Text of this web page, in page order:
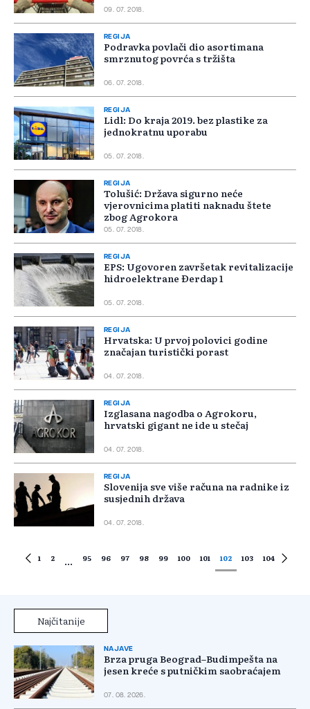
09. 07. 2018.
REGIJA
Podravka povlači dio asortimana
smrznutog povrća s tržišta
06. 07. 2018.
REGIJA
Lidl: Do kraja 2019. bez plastike za
jednokratnu uporabu
05. 07. 2018.
REGIJA
Tolušić: Država sigurno neće
vjerovnicima platiti naknadu štete
zbog Agrokora
05. 07. 2018.
REGIJA
EPS: Ugovoren završetak revitalizacije
hidroelektrane Đerdap 1
05. 07. 2018.
REGIJA
Hrvatska: U prvoj polovici godine
značajan turistički porast
04. 07. 2018.
REGIJA
Izglasana nagodba o Agrokoru,
hrvatski gigant ne ide u stečaj
04. 07. 2018.
REGIJA
Slovenija sve više računa na radnike iz
susjednih država
04. 07. 2018.
1 2 ... 95 96 97 98 99 100 101 102 103 104
Najčitanije
NAJAVE
Brza pruga Beograd–Budimpešta na
jesen kreće s putničkim saobraćajem
07. 08. 2026.